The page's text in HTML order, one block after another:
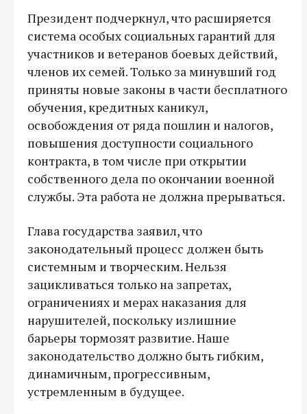
Президент подчеркнул, что расширяется
система особых социальных гарантий для
участников и ветеранов боевых действий,
членов их семей. Только за минувший год
приняты новые законы в части бесплатного
обучения, кредитных каникул,
освобождения от ряда пошлин и налогов,
повышения доступности социального
контракта, в том числе при открытии
собственного дела по окончании военной
службы. Эта работа не должна прерываться.
Глава государства заявил, что
законодательный процесс должен быть
системным и творческим. Нельзя
зацикливаться только на запретах,
ограничениях и мерах наказания для
нарушителей, поскольку излишние
барьеры тормозят развитие. Наше
законодательство должно быть гибким,
динамичным, прогрессивным,
устремленным в будущее.